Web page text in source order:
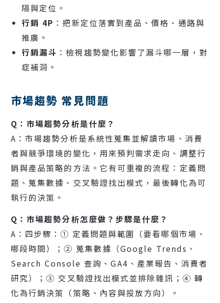
隔與定位。
行銷 4P ：把新定位落實到產品、價格、通路與
推廣。
行銷漏斗 ：檢視趨勢變化影響了漏斗哪一層，對
症補洞。
市場趨勢 常見問題
Q：市場趨勢分析是什麼？
A：市場趨勢分析是系統性蒐集並解讀市場、消費
者與競爭環境的變化，用來預判需求走向、調整行
銷與產品策略的方法。它有可重複的流程：定義問
題、蒐集數據、交叉驗證找出模式，最後轉化為可
執行的決策。
Q：市場趨勢分析怎麼做？步驟是什麼？
A：四步驟：① 定義問題與範圍（要看哪個市場、
哪段時間）；② 蒐集數據（Google Trends、
Search Console 查詢、GA4、產業報告、消費者
研究）；③ 交叉驗證找出模式並排除雜訊；④ 轉
化為行銷決策（策略、內容與投放方向）。